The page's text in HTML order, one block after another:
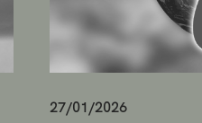
27/01/2026